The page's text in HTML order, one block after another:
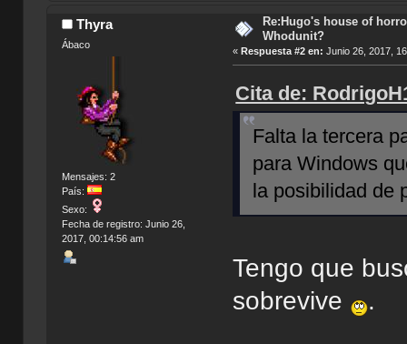
Thyra
Ábaco
Mensajes: 2
País:
Sexo:
Fecha de registro: Junio 26,
2017, 00:14:56 am
Re:Hugo's house of
Whodunit?
«Respuesta #2 en: Junio 26, 2017,
Cita de:
Falta la tercera
para Windows
la posibilidad de
Tengo que
sobrevive
.